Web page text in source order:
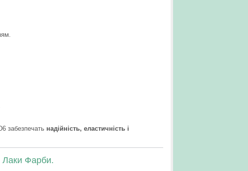
забезпечать надійність, еластичність і
Лаки Фарби.